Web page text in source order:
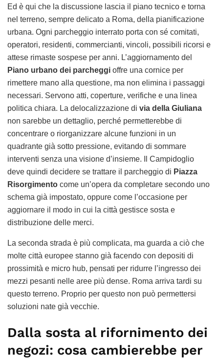
Ed è qui che la discussione lascia il piano tecnico e torna
nel terreno, sempre delicato a Roma, della pianificazione
urbana. Ogni parcheggio interrato porta con sé comitati,
operatori, residenti, commercianti, vincoli, possibili ricorsi e
attese rimaste sospese per anni. L’aggiornamento del
Piano urbano dei parcheggi offre una cornice per
rimettere mano alla questione, ma non elimina i passaggi
necessari. Servono atti, coperture, verifiche e una linea
politica chiara. La delocalizzazione di via della Giuliana
non sarebbe un dettaglio, perché permetterebbe di
concentrare o riorganizzare alcune funzioni in un
quadrante già sotto pressione, evitando di sommare
interventi senza una visione d’insieme. Il Campidoglio
deve quindi decidere se trattare il parcheggio di Piazza
Risorgimento come un’opera da completare secondo uno
schema già impostato, oppure come l’occasione per
aggiornare il modo in cui la città gestisce sosta e
distribuzione delle merci.
La seconda strada è più complicata, ma guarda a ciò che
molte città europee stanno già facendo con depositi di
prossimità e micro hub, pensati per ridurre l’ingresso dei
mezzi pesanti nelle aree più dense. Roma arriva tardi su
questo terreno. Proprio per questo non può permettersi
soluzioni nate già vecchie.
Dalla sosta al rifornimento dei
negozi: cosa cambierebbe per